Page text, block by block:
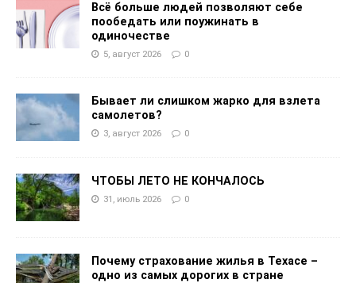
Всё больше людей позволяют себе
пообедать или поужинать в
одиночестве
5, август 2026 0
Бывает ли слишком жарко для взлета
самолетов?
3, август 2026 0
ЧТОБЫ ЛЕТО НЕ КОНЧАЛОСЬ
31, июль 2026 0
Почему страхование жилья в Техасе –
одно из самых дорогих в стране